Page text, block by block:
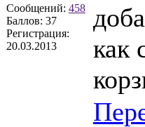
Сообщений: 458
Баллов: 37
Регистрация:
20.03.2013
как